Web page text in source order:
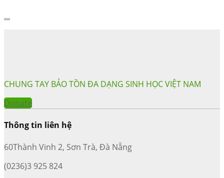
...
CHUNG TAY BẢO TỒN ĐA DẠNG SINH HỌC VIỆT NAM
Donate
Thông tin liên hệ
60Thành Vinh 2, Sơn Trà, Đà Nẵng
(0236)3 925 824